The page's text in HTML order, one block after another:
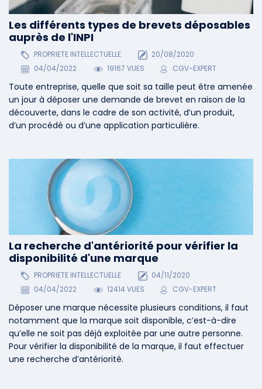
La recherche d'antériorité pour vérifier la
disponibilité d'une marque
PROPRIETE INTELLECTUELLE
04/11/2020
04/04/2022
12414 VUES CGV-EXPERT
Déposer une marque nécessite plusieurs conditions, il faut
notamment que la marque soit disponible, c’est-à-dire
qu’elle ne soit pas déjà exploitée par une autre personne.
Pour vérifier la disponibilité de la marque, il faut effectuer
une recherche d’antériorité.
Les différents types de brevets déposables
auprès de l'INPI
PROPRIETE INTELLECTUELLE
20/08/2020
04/04/2022
19167 VUES CGV-EXPERT
Toute entreprise, quelle que soit sa taille peut être amenée
un jour à déposer une demande de brevet en raison de la
découverte, dans le cadre de son activité, d’un produit,
d’un procédé ou d’une application particulière.